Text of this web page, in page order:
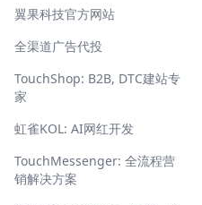
翼果科技官方网站
全渠道广告代投
TouchShop: B2B, DTC建站专
家
虹雀KOL: AI网红开发
TouchMessenger: 全流程营
销解决方案